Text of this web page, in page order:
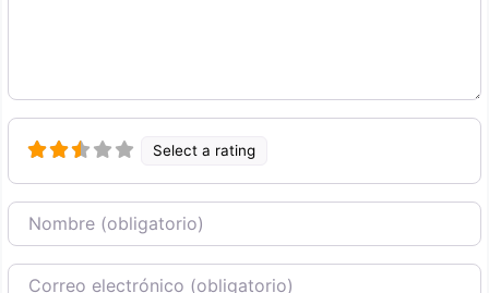
Select a rating
Nombre
Correo Electronico